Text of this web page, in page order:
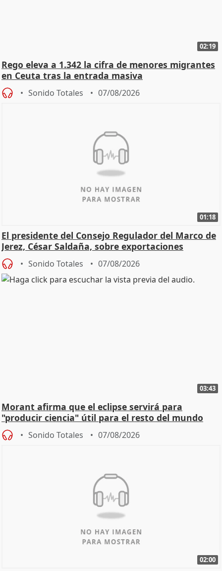
02:19
Rego eleva a 1.342 la cifra de menores migrantes
en Ceuta tras la entrada masiva
Sonido Totales 07/08/2026
01:18
El presidente del Consejo Regulador del Marco de
Jerez, César Saldaña, sobre exportaciones
Sonido Totales 07/08/2026
03:43
Morant afirma que el eclipse servirá para
"producir ciencia" útil para el resto del mundo
Sonido Totales 07/08/2026
02:00